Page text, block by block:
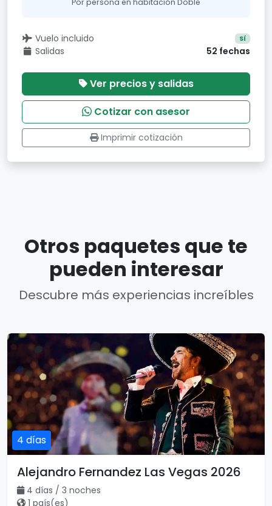
Por persona en habitación Doble
Vuelo incluido Sí
Salidas 52 fechas
Ver precios y salidas
Cotizar con asesor
Imprimir cotización
Otros paquetes que te
pueden interesar
Descubre más experiencias increíbles
4 días
Alejandro Fernandez Las Vegas 2026
4 días / 3 noches
1 país(es)